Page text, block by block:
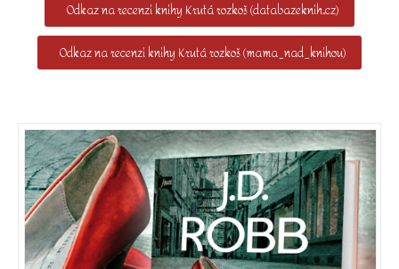
Odkaz na recenzi knihy Krutá rozkoš (databazeknih.cz)
Odkaz na recenzi knihy Krutá rozkoš (mama_nad_knihou)